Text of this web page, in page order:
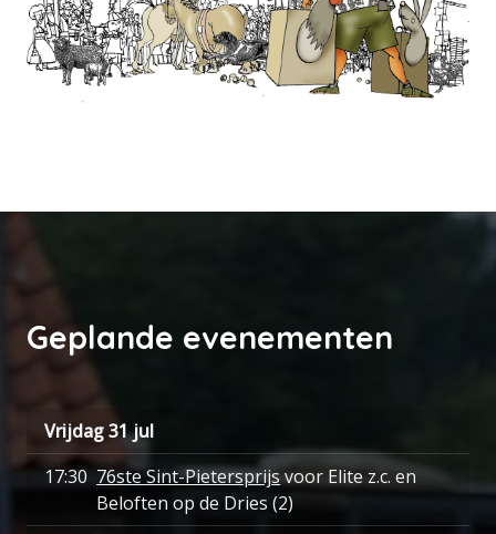
Geplande evenementen
Vrijdag 31 jul
17:30 76ste Sint-Pietersprijs voor Elite z.c. en
Beloften op de Dries (2)